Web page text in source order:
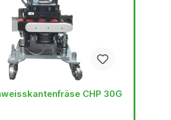
CHP 30G